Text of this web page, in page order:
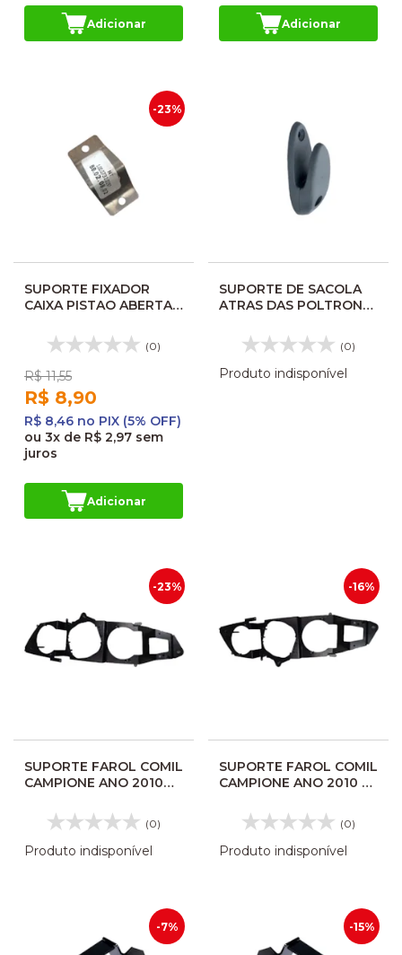
Adicionar Adicionar
-23%
SUPORTE FIXADOR
CAIXA PISTAO ABERTA
(0)
R$ 11,55
R$ 8,90
R$ 8,46 no PIX (5% OFF)
ou 3x de R$ 2,97 sem
juros
Adicionar
SUPORTE DE SACOLA
ATRAS DAS POLTRONA
(0)
Produto indisponível
-23%
SUPORTE FAROL COMIL
CAMPIONE ANO 2010
(0)
Produto indisponível
-16%
SUPORTE FAROL COMIL
CAMPIONE ANO 2010 LE
(0)
Produto indisponível
-7% -15%